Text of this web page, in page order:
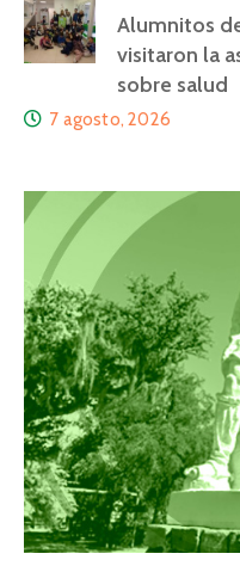
Alumnitos
visitaron la
sobre salud
7 agosto, 2026